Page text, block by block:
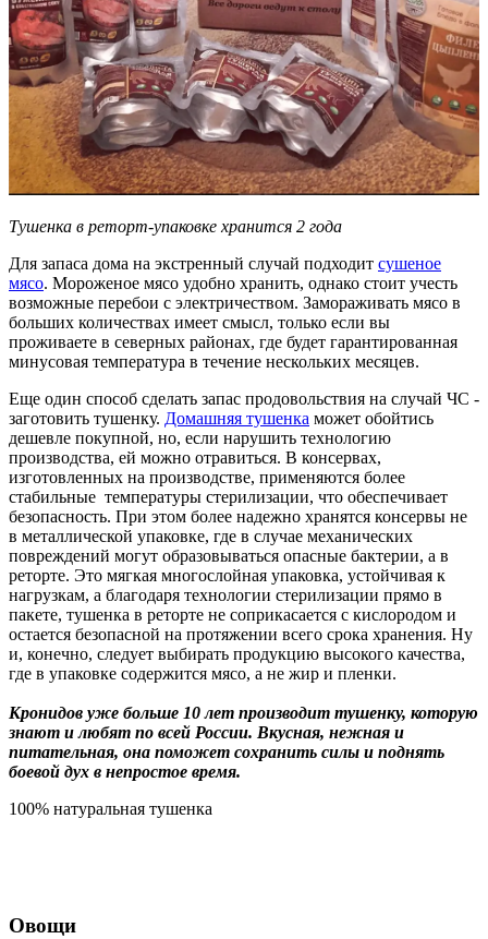
Тушенка в реторт-упаковке хранится 2 года
Для запаса дома на экстренный случай подходит сушеное
мясо. Мороженое мясо удобно хранить, однако стоит учесть
возможные перебои с электричеством. Замораживать мясо в
больших количествах имеет смысл, только если вы
проживаете в северных районах, где будет гарантированная
минусовая температура в течение нескольких месяцев.
Еще один способ сделать запас продовольствия на случай ЧС -
заготовить тушенку. Домашняя тушенка может обойтись
дешевле покупной, но, если нарушить технологию
производства, ей можно отравиться. В консервах,
изготовленных на производстве, применяются более
стабильные температуры стерилизации, что обеспечивает
безопасность. При этом более надежно хранятся консервы не
в металлической упаковке, где в случае механических
повреждений могут образовываться опасные бактерии, а в
реторте. Это мягкая многослойная упаковка, устойчивая к
нагрузкам, а благодаря технологии стерилизации прямо в
пакете, тушенка в реторте не соприкасается с кислородом и
остается безопасной на протяжении всего срока хранения. Ну
и, конечно, следует выбирать продукцию высокого качества,
где в упаковке содержится мясо, а не жир и пленки.
Кронидов уже больше 10 лет производит тушенку, которую
знают и любят по всей России. Вкусная, нежная и
питательная, она поможет сохранить силы и поднять
боевой дух в непростое время.
100% натуральная тушенка
Овощи